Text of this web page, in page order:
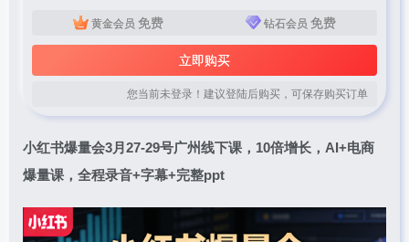
黄金会员 免费 钻石会员 免费
立即购买
您当前未登录！建议登陆后购买，可保存购买订单
小红书爆量会3月27-29号广州线下课，10倍增长，AI+电商
爆量课，全程录音+字幕+完整ppt